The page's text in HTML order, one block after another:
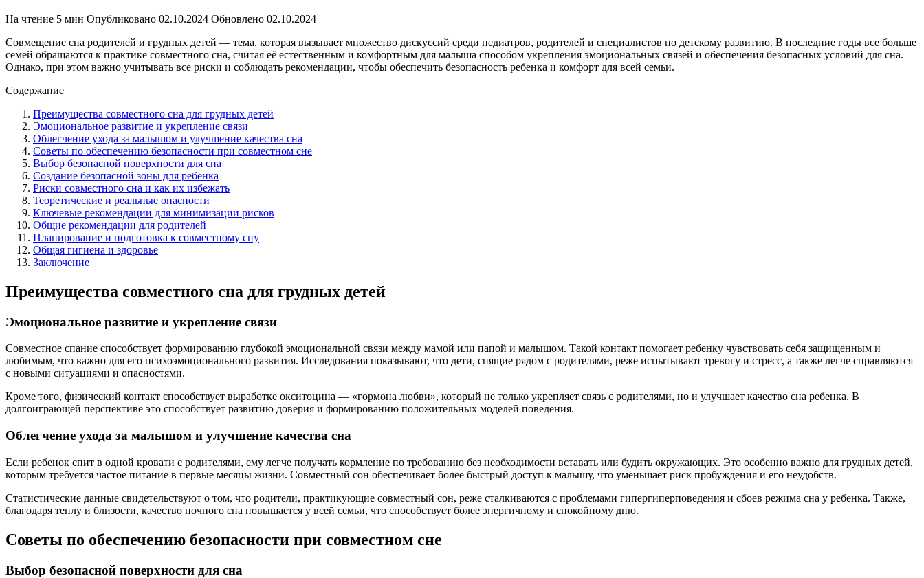
На чтение 5 мин Опубликовано 02.10.2024 Обновлено 02.10.2024
Совмещение сна родителей и грудных детей — тема, которая вызывает множество дискуссий среди педиатров, родителей и специалистов по детскому развитию. В последние годы все больше
семей обращаются к практике совместного сна, считая её естественным и комфортным для малыша способом укрепления эмоциональных связей и обеспечения безопасных условий для сна.
Однако, при этом важно учитывать все риски и соблюдать рекомендации, чтобы обеспечить безопасность ребенка и комфорт для всей семьи.
Содержание
Преимущества совместного сна для грудных детей
Эмоциональное развитие и укрепление связи
Облегчение ухода за малышом и улучшение качества сна
Советы по обеспечению безопасности при совместном сне
Выбор безопасной поверхности для сна
Создание безопасной зоны для ребенка
Риски совместного сна и как их избежать
Теоретические и реальные опасности
Ключевые рекомендации для минимизации рисков
Общие рекомендации для родителей
Планирование и подготовка к совместному сну
Общая гигиена и здоровье
Заключение
Преимущества совместного сна для грудных детей
Эмоциональное развитие и укрепление связи
Совместное спание способствует формированию глубокой эмоциональной связи между мамой или папой и малышом. Такой контакт помогает ребенку чувствовать себя защищенным и
любимым, что важно для его психоэмоционального развития. Исследования показывают, что дети, спящие рядом с родителями, реже испытывают тревогу и стресс, а также легче справляются
с новыми ситуациями и опасностями.
Кроме того, физический контакт способствует выработке окситоцина — «гормона любви», который не только укрепляет связь с родителями, но и улучшает качество сна ребенка. В
долгоиграющей перспективе это способствует развитию доверия и формированию положительных моделей поведения.
Облегчение ухода за малышом и улучшение качества сна
Если ребенок спит в одной кровати с родителями, ему легче получать кормление по требованию без необходимости вставать или будить окружающих. Это особенно важно для грудных детей,
которым требуется частое питание в первые месяцы жизни. Совместный сон обеспечивает более быстрый доступ к малышу, что уменьшает риск пробуждения и его неудобств.
Статистические данные свидетельствуют о том, что родители, практикующие совместный сон, реже сталкиваются с проблемами гипергиперповедения и сбоев режима сна у ребенка. Также,
благодаря теплу и близости, качество ночного сна повышается у всей семьи, что способствует более энергичному и спокойному дню.
Советы по обеспечению безопасности при совместном сне
Выбор безопасной поверхности для сна